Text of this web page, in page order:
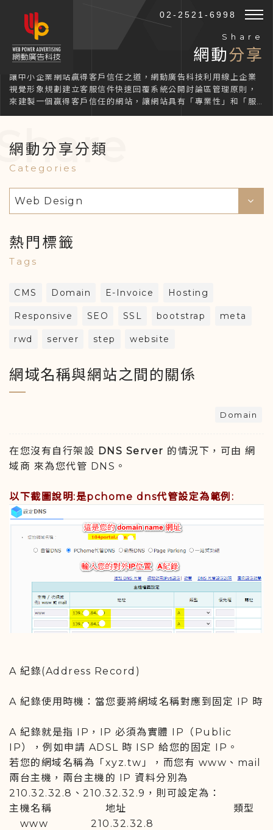
02-2521-6998
Share
網動分享
讓中小企業網站贏得客戶信任之道，網動廣告科技利用線上企業
視覺形象規劃建立客服信件快速回覆系統公開討論區管理原則，
來建製一個贏得客戶信任的網站，讓網站具有「專業性」和「服
網動分享分類
Categories
Web Design
熱門標籤
Tags
CMS Domain E-Invoice Hosting
Responsive SEO SSL bootstrap meta
rwd server step website
網域名稱與網站之間的關係
Domain
在您沒有自行架設 DNS Server 的情況下，可由 網
域商 來為您代管 DNS。
以下截圖說明:是pchome dns代管設定為範例:
A 紀錄(Address Record)
A 紀錄使用時機：當您要將網域名稱對應到固定 IP 時
A 紀錄就是指 IP，IP 必須為實體 IP（Public
IP），例如申請 ADSL 時 ISP 給您的固定 IP。
若您的網域名稱為「xyz.tw」，而您有 www、mail
兩台主機，兩台主機的 IP 資料分別為
210.32.32.8、210.32.32.9，則可設定為：
主機名稱 地址 類型
www 210.32.32.8